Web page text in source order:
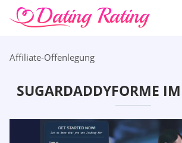
Affiliate-Offenlegung
SUGARDADDYFORME